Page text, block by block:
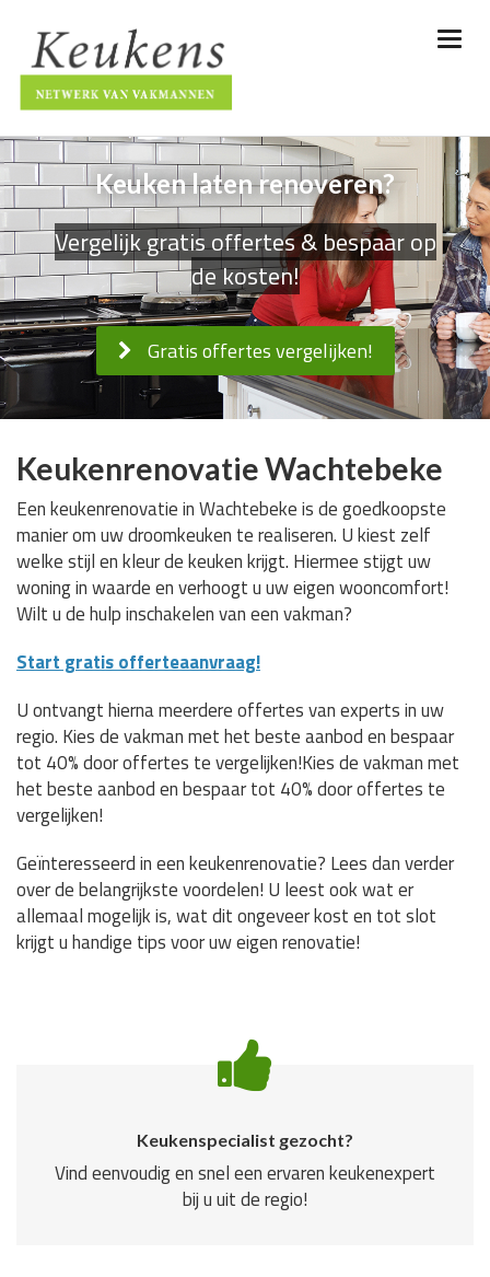
Keuken laten renoveren?
Vergelijk gratis offertes & bespaar op
de kosten!
Gratis offertes vergelijken!
Keukenrenovatie Wachtebeke
Een keukenrenovatie in Wachtebeke is de goedkoopste
manier om uw droomkeuken te realiseren. U kiest zelf
welke stijl en kleur de keuken krijgt. Hiermee stijgt uw
woning in waarde en verhoogt u uw eigen wooncomfort!
Wilt u de hulp inschakelen van een vakman?
Start gratis offerteaanvraag!
U ontvangt hierna meerdere offertes van experts in uw
regio. Kies de vakman met het beste aanbod en bespaar
tot 40% door offertes te vergelijken!Kies de vakman met
het beste aanbod en bespaar tot 40% door offertes te
vergelijken!
Geïnteresseerd in een keukenrenovatie? Lees dan verder
over de belangrijkste voordelen! U leest ook wat er
allemaal mogelijk is, wat dit ongeveer kost en tot slot
krijgt u handige tips voor uw eigen renovatie!
Keukenspecialist gezocht?
Vind eenvoudig en snel een ervaren keukenexpert
bij u uit de regio!